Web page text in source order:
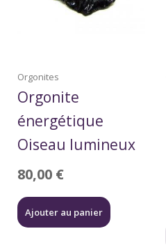
Orgonites
Orgonite
énergétique
Oiseau lumineux
80,00 €
Ajouter au panier